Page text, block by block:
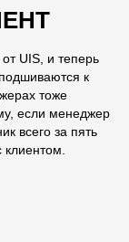
UIS, и теперь
к
тоже
если менеджер
всего за пять
клиентом.